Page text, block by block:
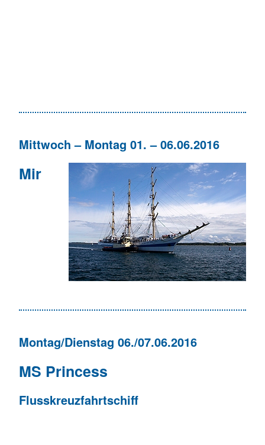
Mittwoch – Montag 01. – 06.06.2016
Mir
Montag/Dienstag 06./07.06.2016
MS Princess
Flusskreuzfahrtschiff